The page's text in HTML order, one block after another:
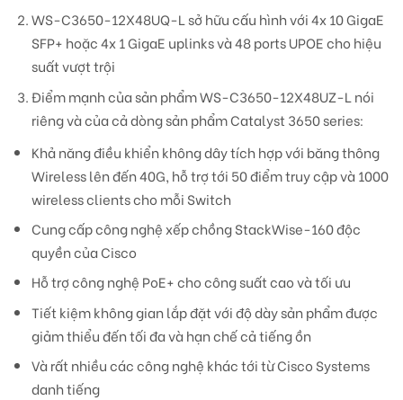
WS-C3650-12X48UQ-L sở hữu cấu hình với 4x 10 GigaE
SFP+ hoặc 4x 1 GigaE uplinks và 48 ports UPOE cho hiệu
suất vượt trội
Điểm mạnh của sản phẩm WS-C3650-12X48UZ-L nói
riêng và của cả dòng sản phẩm Catalyst 3650 series:
Khả năng điều khiển không dây tích hợp với băng thông
Wireless lên đến 40G, hỗ trợ tới 50 điểm truy cập và 1000
wireless clients cho mỗi Switch
Cung cấp công nghệ xếp chồng StackWise-160 độc
quyền của Cisco
Hỗ trợ công nghệ PoE+ cho công suất cao và tối ưu
Tiết kiệm không gian lắp đặt với độ dày sản phẩm được
giảm thiểu đến tối đa và hạn chế cả tiếng ồn
Và rất nhiều các công nghệ khác tới từ Cisco Systems
danh tiếng